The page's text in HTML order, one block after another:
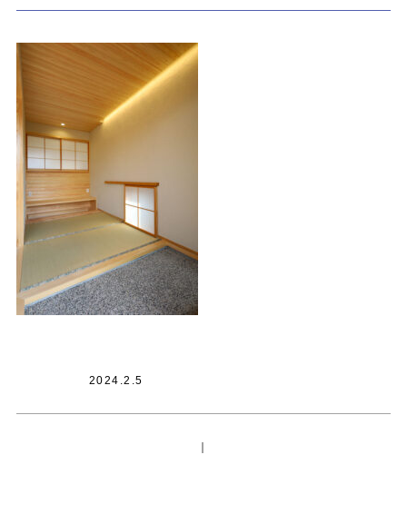
2024.2.5